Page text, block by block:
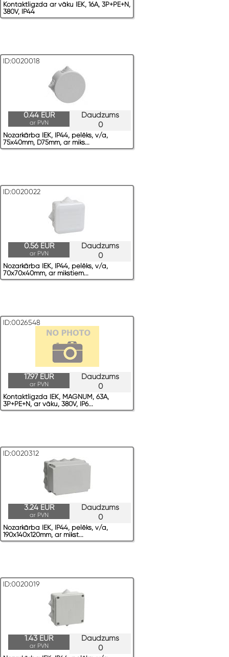
Kontaktligzda ar vāku IEK, 16A, 3P+PE+N,
380V, IP44
ID:0020018
Daudzums
0
0.44 EUR
ar PVN
Nozarkārba IEK, IP44, pelēks, v/a,
75x40mm, D75mm, ar miks...
ID:0020022
Daudzums
0
0.56 EUR
ar PVN
Nozarkārba IEK, IP44, pelēks, v/a,
70x70x40mm, ar mikstiem...
ID:0026548
Daudzums
0
17.97 EUR
ar PVN
Kontaktligzda IEK, MAGNUM, 63A,
3P+PE+N, ar vāku, 380V, IP6...
ID:0020312
Daudzums
0
3.24 EUR
ar PVN
Nozarkārba IEK, IP44, pelēks, v/a,
190x140x120mm, ar mikst...
ID:0020019
Daudzums
0
1.43 EUR
ar PVN